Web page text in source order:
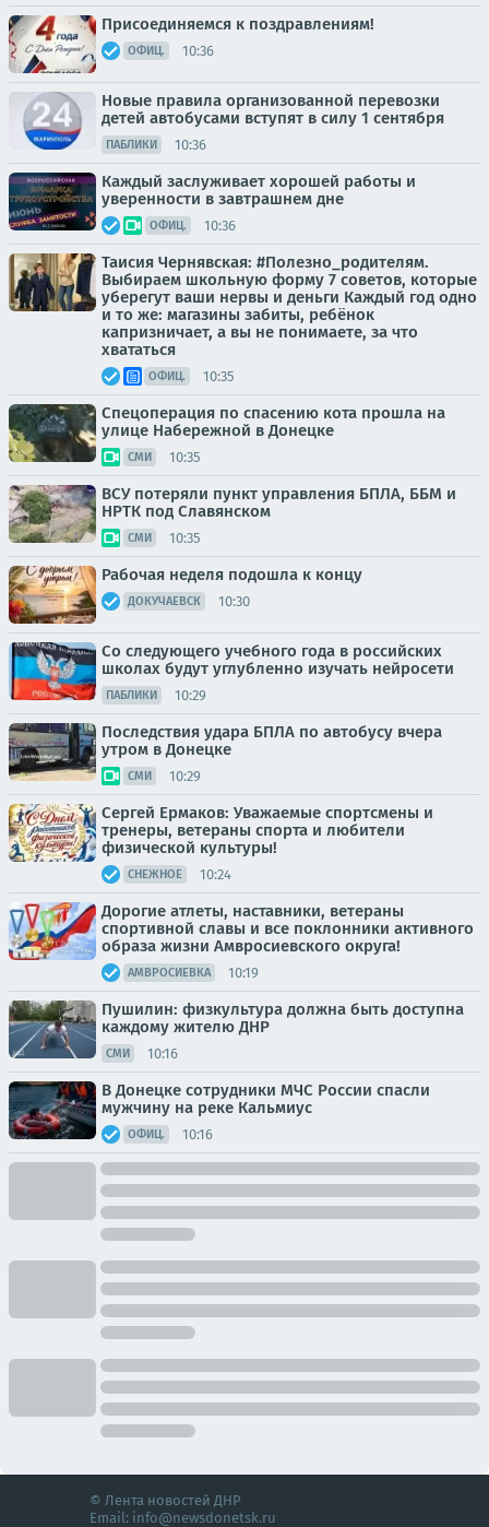
Присоединяемся к поздравлениям!
ОФИЦ. 10:36
Новые правила организованной перевозки
детей автобусами вступят в силу 1 сентября
ПАБЛИКИ 10:36
Каждый заслуживает хорошей работы и
уверенности в завтрашнем дне
ОФИЦ. 10:36
Таисия Чернявская: #Полезно_родителям.
Выбираем школьную форму 7 советов, которые
уберегут ваши нервы и деньги Каждый год одно
и то же: магазины забиты, ребёнок
капризничает, а вы не понимаете, за что
хвататься
ОФИЦ. 10:35
Спецоперация по спасению кота прошла на
улице Набережной в Донецке
СМИ 10:35
ВСУ потеряли пункт управления БПЛА, ББМ и
НРТК под Славянском
СМИ 10:35
Рабочая неделя подошла к концу
ДОКУЧАЕВСК 10:30
Со следующего учебного года в российских
школах будут углубленно изучать нейросети
ПАБЛИКИ 10:29
Последствия удара БПЛА по автобусу вчера
утром в Донецке
СМИ 10:29
Сергей Ермаков: Уважаемые спортсмены и
тренеры, ветераны спорта и любители
физической культуры!
СНЕЖНОЕ 10:24
Дорогие атлеты, наставники, ветераны
спортивной славы и все поклонники активного
образа жизни Амвросиевского округа!
АМВРОСИЕВКА 10:19
Пушилин: физкультура должна быть доступна
каждому жителю ДНР
СМИ 10:16
В Донецке сотрудники МЧС России спасли
мужчину на реке Кальмиус
ОФИЦ. 10:16
© Лента новостей ДНР
Email: info@newsdonetsk.ru